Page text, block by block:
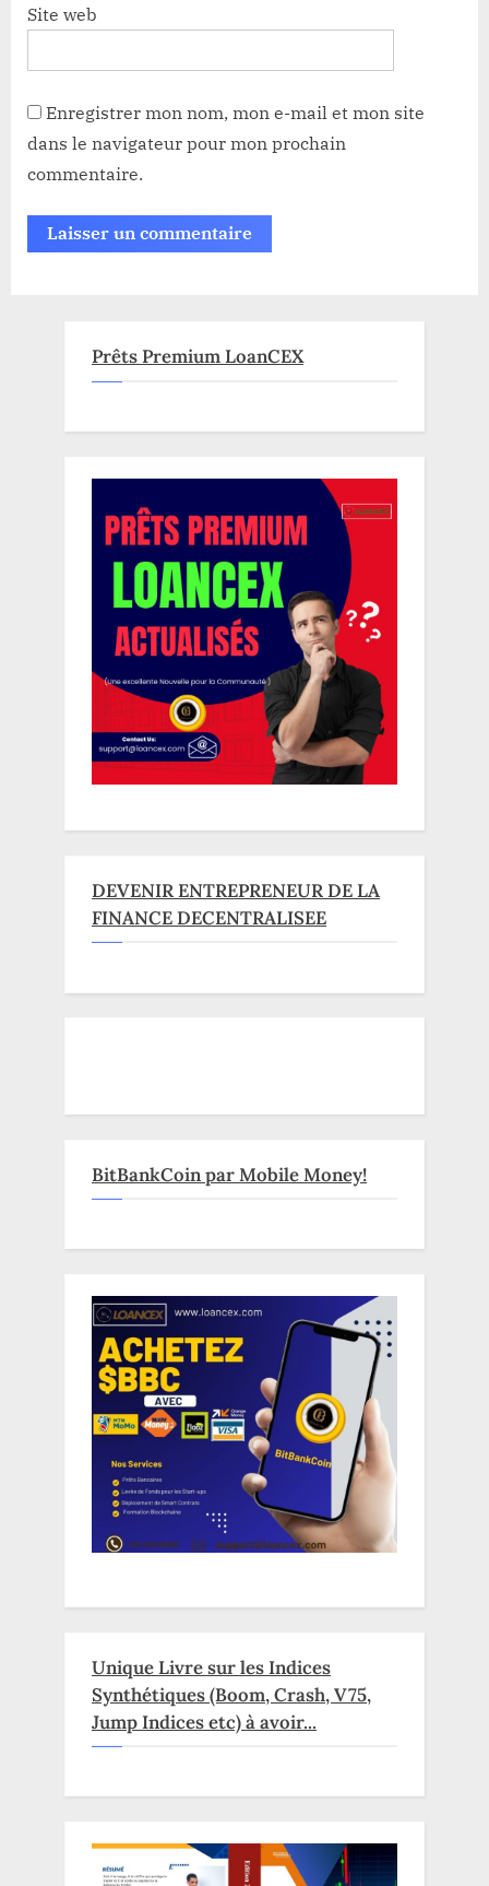
Site web
Enregistrer mon nom, mon e-mail et mon site
dans le navigateur pour mon prochain
commentaire.
Prêts Premium LoanCEX
DEVENIR ENTREPRENEUR DE LA
FINANCE DECENTRALISEE
BitBankCoin par Mobile Money!
Unique Livre sur les Indices
Synthétiques (Boom, Crash, V75,
Jump Indices etc) à avoir...